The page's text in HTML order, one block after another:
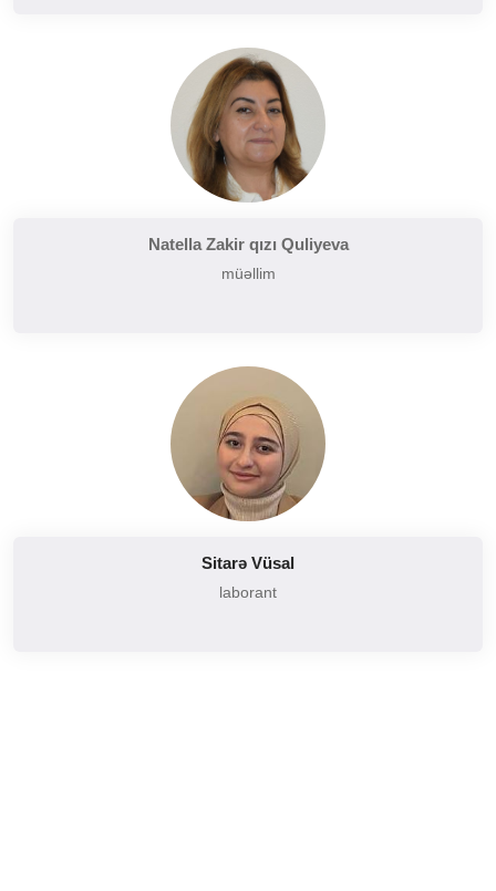
Natella Zakir qızı Quliyeva
müəllim
Sitarə Vüsal
laborant